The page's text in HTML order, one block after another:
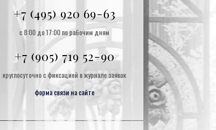
+7 (495) 920 69-63
с 8:00 до 17:00 по рабочим дням
+7 (905) 719 52-90
круглосуточно с фиксацией в журнале заявок
форма связи на сайте